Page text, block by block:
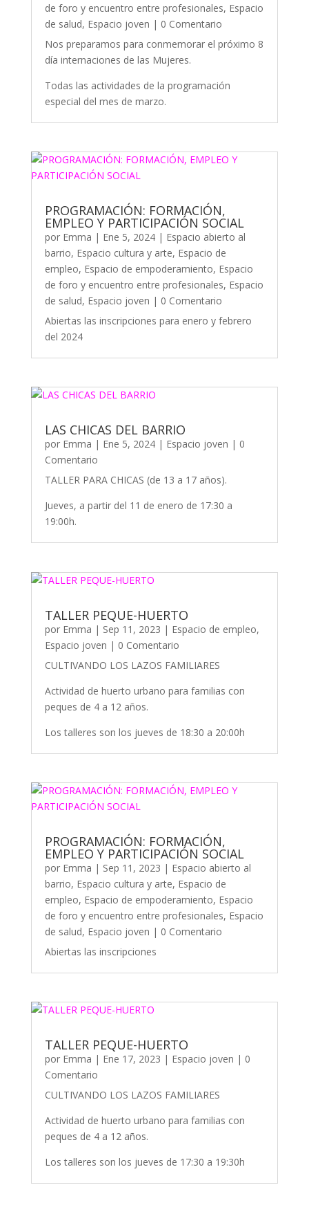
de foro y encuentro entre profesionales, Espacio
de salud, Espacio joven | 0 Comentario
Nos preparamos para conmemorar el próximo 8
día internaciones de las Mujeres.
Todas las actividades de la programación
especial del mes de marzo.
PROGRAMACIÓN: FORMACIÓN,
EMPLEO Y PARTICIPACIÓN SOCIAL
por Emma | Ene 5, 2024| Espacio abierto al
barrio, Espacio cultura y arte, Espacio de
empleo, Espacio de empoderamiento, Espacio
de foro y encuentro entre profesionales, Espacio
de salud, Espacio joven | 0 Comentario
Abiertas las inscripciones para enero y febrero
del 2024
LAS CHICAS DEL BARRIO
por Emma | Ene 5, 2024| Espacio joven | 0
Comentario
TALLER PARA CHICAS (de 13 a 17 años).
Jueves, a partir del 11 de enero de 17:30 a
19:00h.
TALLER PEQUE-HUERTO
por Emma | Sep 11, 2023 | Espacio de empleo,
Espacio joven | 0 Comentario
CULTIVANDO LOS LAZOS FAMILIARES
Actividad de huerto urbano para familias con
peques de 4 a 12 años.
Los talleres son los jueves de 18:30 a 20:00h
PROGRAMACIÓN: FORMACIÓN,
EMPLEO Y PARTICIPACIÓN SOCIAL
por Emma | Sep 11, 2023 | Espacio abierto al
barrio, Espacio cultura y arte, Espacio de
empleo, Espacio de empoderamiento, Espacio
de foro y encuentro entre profesionales, Espacio
de salud, Espacio joven | 0 Comentario
Abiertas las inscripciones
TALLER PEQUE-HUERTO
por Emma | Ene 17, 2023 | Espacio joven | 0
Comentario
CULTIVANDO LOS LAZOS FAMILIARES
Actividad de huerto urbano para familias con
peques de 4 a 12 años.
Los talleres son los jueves de 17:30 a 19:30h